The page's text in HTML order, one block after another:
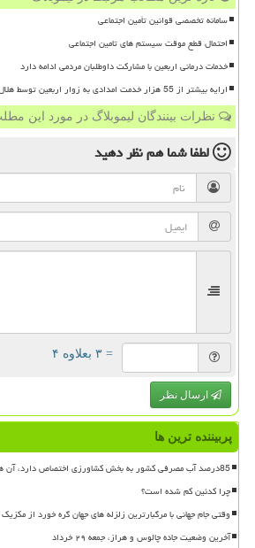
سامانه تخصصی قوانین تأمین اجتماعی
احتمال قطع موقت سیستم های تامین اجتماعی
خدمات درمانی اربعین با مشارکت داوطلبان مردمی ادامه دارد
ارایه بیشتر از 55 هزار خدمت امدادی به زوار اربعین توسط هلال احمر
نظرات بینندگان لیموبلاگ در مورد این
لطفا شما همنظر دهید
= ۳ بعلاوه ۴
ارسال نظر
پربیننده ترین ها
85درصد آب مصرفی کشور به بخش کشاورزی اختصاص دارد، آن هم با قیمت خیلی پایین
چرا کدئین کم شده است؟
وقتی جام جهانی با مرگبارترین زلزله های جهان گره خورد از
آخرین وضعیت جاده چالوس و هراز، جمعه ۲۹ خرداد